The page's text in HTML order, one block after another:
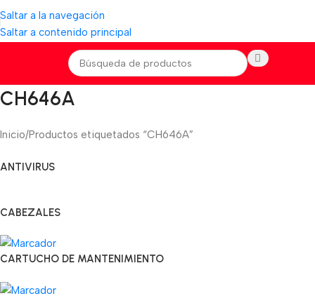
Saltar a la navegación
Saltar a contenido principal
CH646A
Inicio Productos etiquetados “CH646A”
ANTIVIRUS
CABEZALES
CARTUCHO DE MANTENIMIENTO